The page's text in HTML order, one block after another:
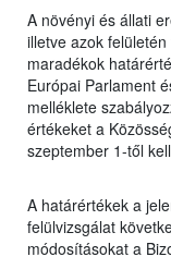
A növényi és állati
illetve azok
maradékok
Európai Parlament
melléklete
értékeket a
szeptember 1-től
A határértékek a
felülvizsgálat
módosításokat a